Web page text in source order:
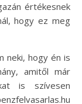
értékesnek
hogy ez meg
neki, hogy én is
amitől már
is szívesen